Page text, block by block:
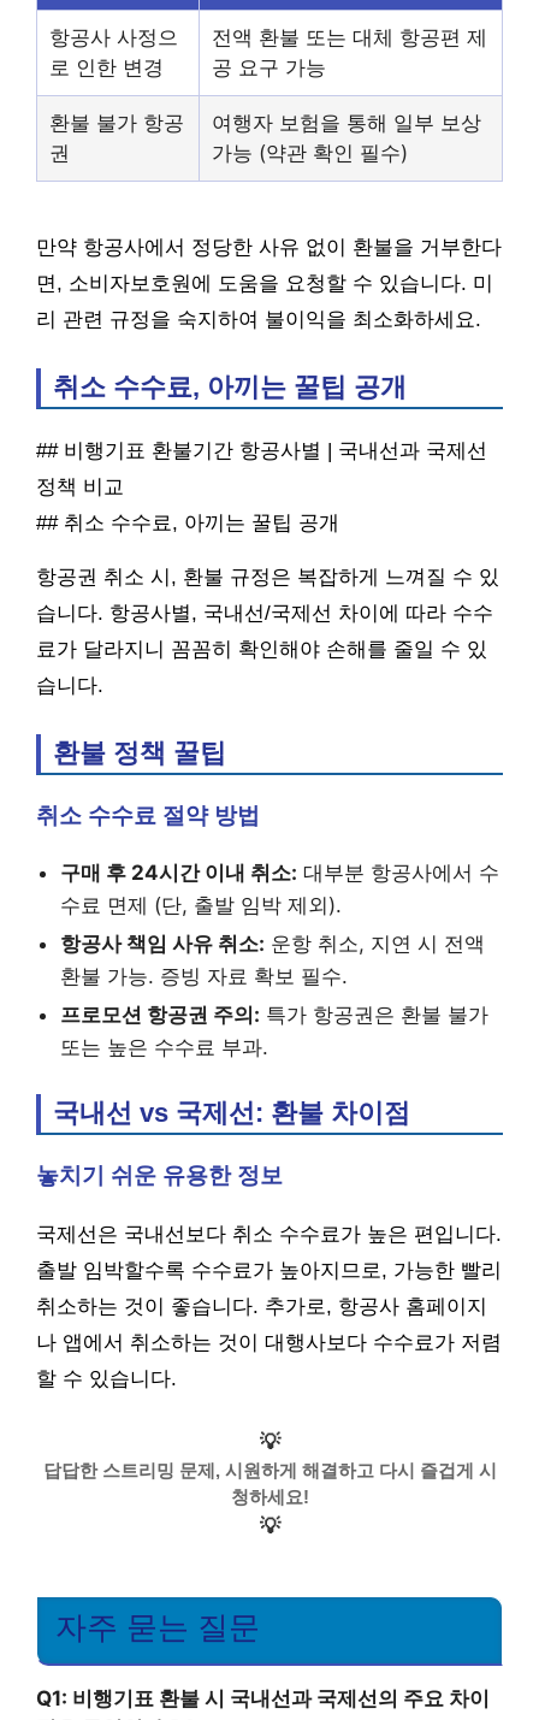
항공사 사정으
로 인한 변경
전액 환불 또는 대체 항공편 제
공 요구 가능
환불 불가 항공
권
여행자 보험을 통해 일부 보상
가능 (약관 확인 필수)
만약 항공사에서 정당한 사유 없이 환불을 거부한다
면, 소비자보호원에 도움을 요청할 수 있습니다. 미
리 관련 규정을 숙지하여 불이익을 최소화하세요.
취소 수수료, 아끼는 꿀팁 공개
## 비행기표 환불기간 항공사별 | 국내선과 국제선
정책 비교
## 취소 수수료, 아끼는 꿀팁 공개
항공권 취소 시, 환불 규정은 복잡하게 느껴질 수 있
습니다. 항공사별, 국내선/국제선 차이에 따라 수수
료가 달라지니 꼼꼼히 확인해야 손해를 줄일 수 있
습니다.
환불 정책 꿀팁
취소 수수료 절약 방법
구매 후 24시간 이내 취소: 대부분 항공사에서 수
수료 면제 (단, 출발 임박 제외).
항공사 책임 사유 취소: 운항 취소, 지연 시 전액
환불 가능. 증빙 자료 확보 필수.
프로모션 항공권 주의: 특가 항공권은 환불 불가
또는 높은 수수료 부과.
국내선 vs 국제선: 환불 차이점
놓치기 쉬운 유용한 정보
국제선은 국내선보다 취소 수수료가 높은 편입니다.
출발 임박할수록 수수료가 높아지므로, 가능한 빨리
취소하는 것이 좋습니다. 추가로, 항공사 홈페이지
나 앱에서 취소하는 것이 대행사보다 수수료가 저렴
할 수 있습니다.
💡
답답한 스트리밍 문제, 시원하게 해결하고 다시 즐겁게 시
청하세요!
💡
자주 묻는 질문
Q1: 비행기표 환불 시 국내선과 국제선의 주요 차이